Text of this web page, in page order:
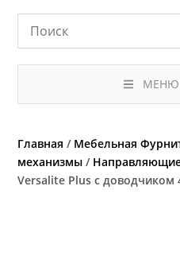
МЕНЮ
Главная / Мебельная
механизмы /
Versalite Plus с доводчиком